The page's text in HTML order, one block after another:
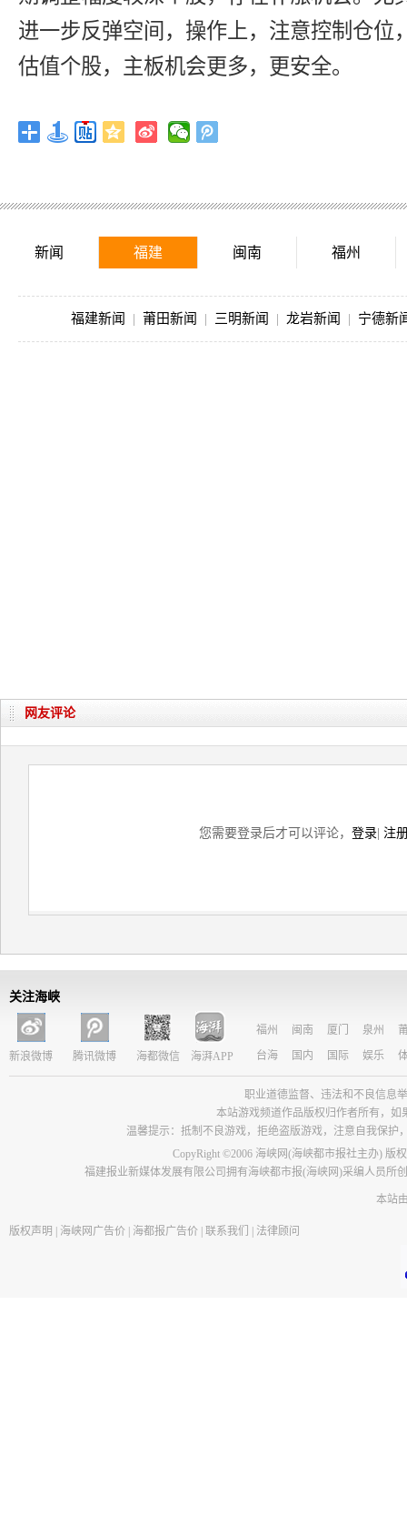
进一步反弹空间，操作上，注意控制仓位
估值个股，主板机会更多，更安全。
新闻 福建 闽南 福州
福建新闻 | 莆田新闻 | 三明新闻 | 龙岩新闻 | 宁德新
网友评论
您需要登录后才可以评论，登录 注
关注海峡
福州 闽南 厦门 泉州
台海
国内 国际 娱乐
新浪微博 腾讯微博 海都微信 海湃APP
职业道德监督、违法和不良信息举
本站游戏频道作品版权归作者所有，
温馨提示：抵制不良游戏，拒绝盗版游戏，注意自我保
CopyRight ©2006 海峡网(海峡都市报社主办) 版
福建报业新媒体发展有限公司拥有海峡都市报(海峡网)采编人员所
本站
版权声明 海峡网广告价 海都报广告价 联系我们 法律顾问